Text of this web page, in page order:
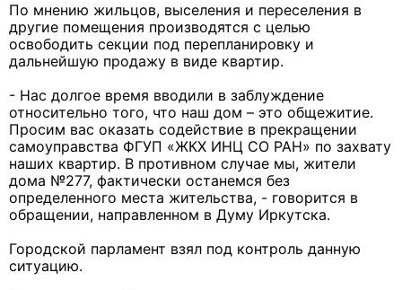
По мнению жильцов, выселения и переселения в
другие помещения производятся с целью
освободить секции под перепланировку и
дальнейшую продажу в виде квартир.
- Нас долгое время вводили в заблуждение
относительно того, что наш дом – это общежитие.
Просим вас оказать содействие в прекращении
самоуправства ФГУП «ЖКХ ИНЦ СО РАН» по захвату
наших квартир. В противном случае мы, жители
дома №277, фактически останемся без
определенного места жительства, - говорится в
обращении, направленном в Думу Иркутска.
Городской парламент взял под контроль данную
ситуацию.